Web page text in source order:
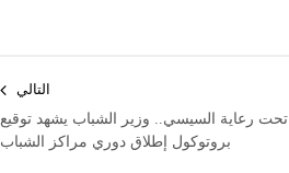
التالي
تحت رعاية السيسي.. وزير الشباب يشهد توقيع
بروتوكول إطلاق دوري مراكز الشباب